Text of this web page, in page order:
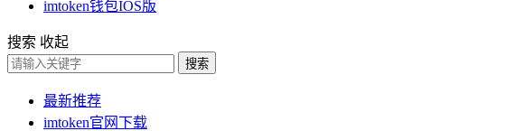
imtoken钱包IOS版
搜索 收起
搜索
最新推荐
imtoken官网下载